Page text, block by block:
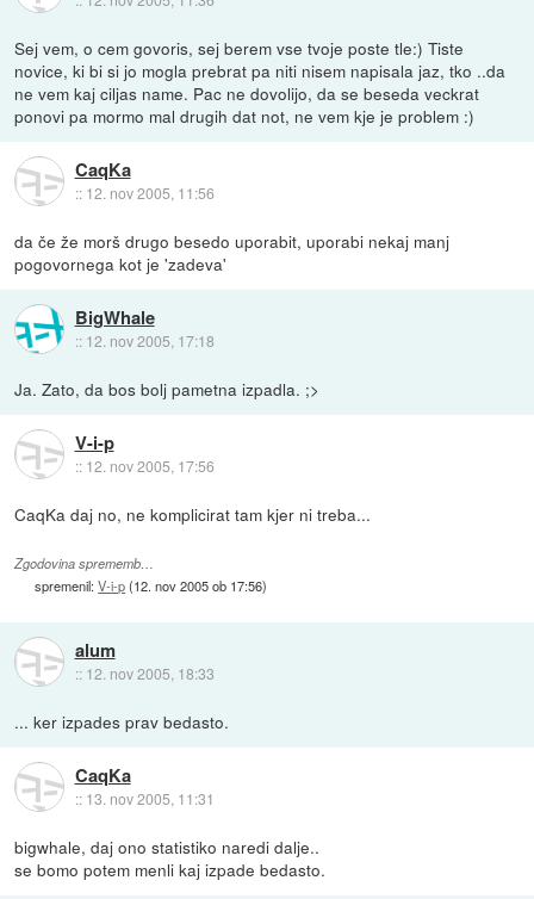
Sej vem, o cem govoris, sej berem vse tvoje poste tle:) Tiste
novice, ki bi si jo mogla prebrat pa niti nisem napisala jaz, tko ..da
ne vem kaj ciljas name. Pac ne dovolijo, da se beseda veckrat
ponovi pa mormo mal drugih dat not, ne vem kje je problem :)
CaqKa
:: 12. nov 2005, 11:56
da če že morš drugo besedo uporabit, uporabi nekaj manj
pogovornega kot je 'zadeva'
BigWhale
:: 12. nov 2005, 17:18
Ja. Zato, da bos bolj pametna izpadla. ;>
V-i-p
:: 12. nov 2005, 17:56
CaqKa daj no, ne komplicirat tam kjer ni treba...
Zgodovina sprememb…
spremenil:V-i-p(12. nov 2005 ob 17:56)
alum
:: 12. nov 2005, 18:33
... ker izpades prav bedasto.
CaqKa
:: 13. nov 2005, 11:31
bigwhale, daj ono statistiko naredi dalje..
se bomo potem menli kaj izpade bedasto.